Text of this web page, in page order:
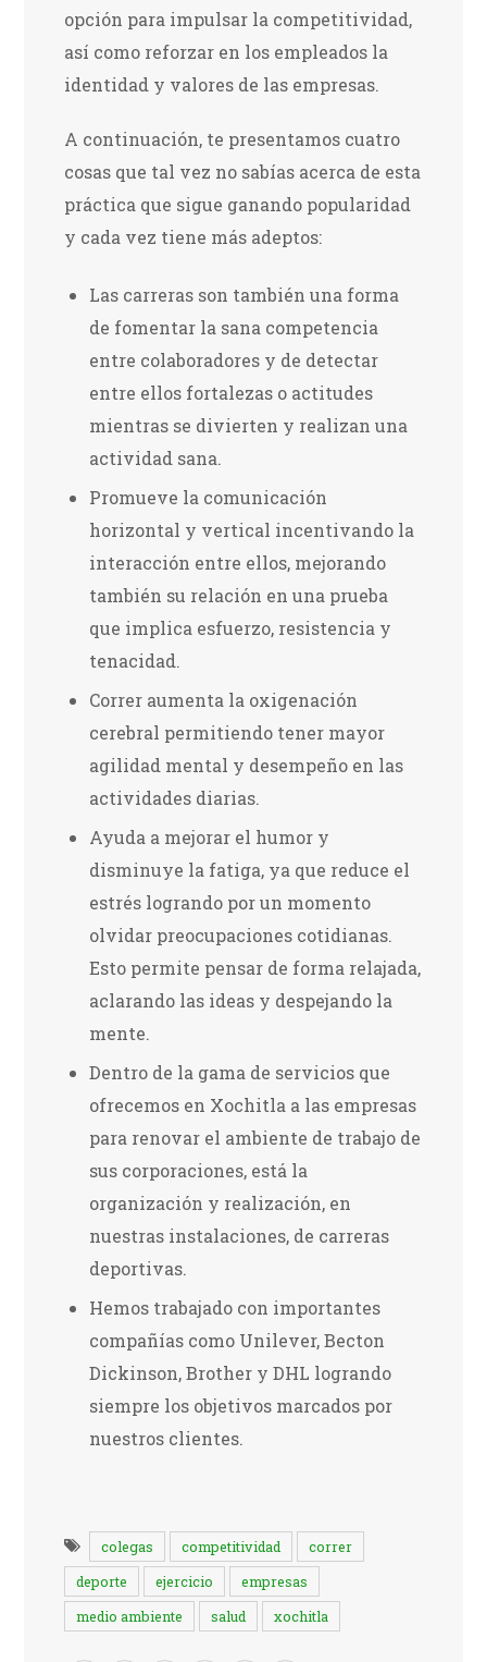
opción para impulsar la competitividad,
así como reforzar en los empleados la
identidad y valores de las empresas.
A continuación, te presentamos cuatro
cosas que tal vez no sabías acerca de esta
práctica que sigue ganando popularidad
y cada vez tiene más adeptos:
Las carreras son también una forma
de fomentar la sana competencia
entre colaboradores y de detectar
entre ellos fortalezas o actitudes
mientras se divierten y realizan una
actividad sana.
Promueve la comunicación
horizontal y vertical incentivando la
interacción entre ellos, mejorando
también su relación en una prueba
que implica esfuerzo, resistencia y
tenacidad.
Correr aumenta la oxigenación
cerebral permitiendo tener mayor
agilidad mental y desempeño en las
actividades diarias.
Ayuda a mejorar el humor y
disminuye la fatiga, ya que reduce el
estrés logrando por un momento
olvidar preocupaciones cotidianas.
Esto permite pensar de forma relajada,
aclarando las ideas y despejando la
mente.
Dentro de la gama de servicios que
ofrecemos en Xochitla a las empresas
para renovar el ambiente de trabajo de
sus corporaciones, está la
organización y realización, en
nuestras instalaciones, de carreras
deportivas.
Hemos trabajado con importantes
compañías como Unilever, Becton
Dickinson, Brother y DHL logrando
siempre los objetivos marcados por
nuestros clientes.
colegas competitividad
correr
deporte
ejercicio
empresas
medio ambiente
salud xochitla